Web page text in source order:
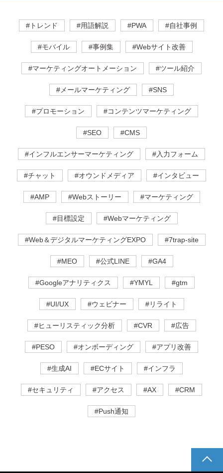
#トレンド #用語解説 #PWA #自社事例
#モバイル #事例集 #Webサイト改善
#マーケティングオートメーション #ツール紹介
#メールマーケティング #SNS
#プロモーション #コンテンツマーケティング
#SEO #CMS
#インフルエンサーマーケティング #入力フォーム
#チャット #オウンドメディア #インタビュー
#AMP #Webストーリー #マーケティング
#目標設定 #Webマーケティング
#Web＆デジタルマーケティングEXPO #7trap-site
#MEO #公式LINE #GA4
#Googleアナリティクス #YMYL #gtm
#UI/UX #ウェビナー #リライト
#ヒューリスティック分析 #CVR #広告
#PESO #オンボーディング #アプリ改善
#生成AI #ECサイト #インフラ
#セキュリティ #アクセス #AX #CRM
#Push通知